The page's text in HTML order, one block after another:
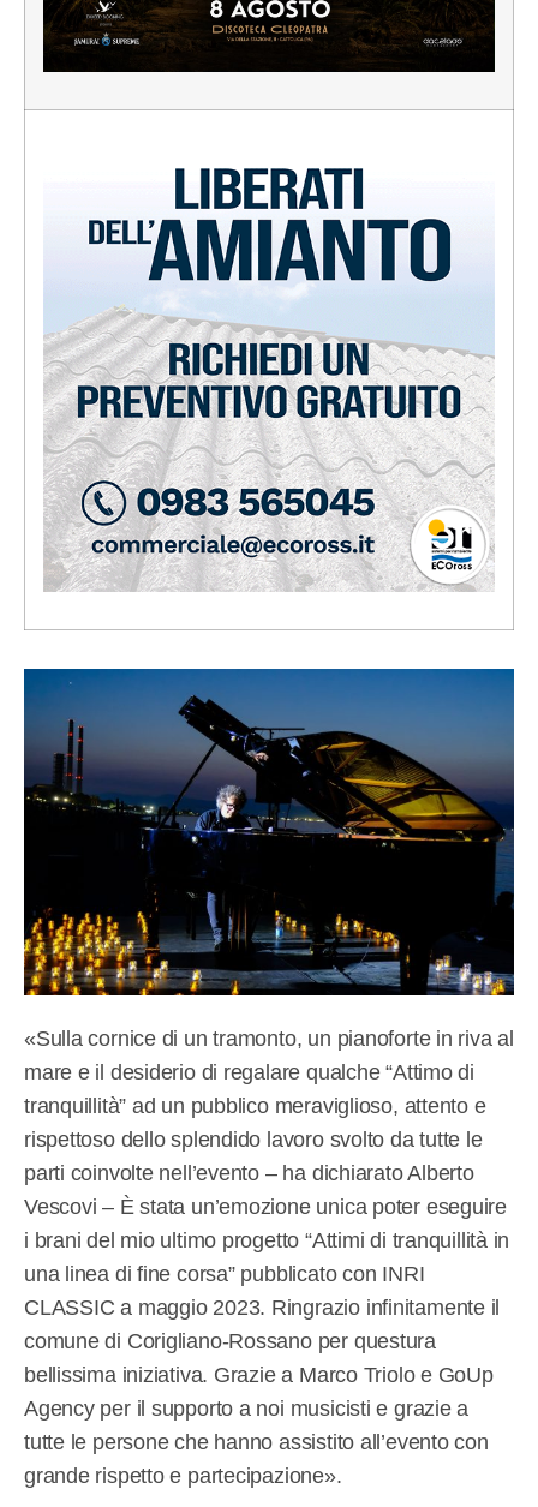
«Sulla cornice di un tramonto, un pianoforte in riva al
mare e il desiderio di regalare qualche “Attimo di
tranquillità” ad un pubblico meraviglioso, attento e
rispettoso dello splendido lavoro svolto da tutte le
parti coinvolte nell’evento – ha dichiarato Alberto
Vescovi – È stata un’emozione unica poter eseguire
i brani del mio ultimo progetto “Attimi di tranquillità in
una linea di fine corsa” pubblicato con INRI
CLASSIC a maggio 2023. Ringrazio infinitamente il
comune di Corigliano-Rossano per questura
bellissima iniziativa. Grazie a Marco Triolo e GoUp
Agency per il supporto a noi musicisti e grazie a
tutte le persone che hanno assistito all’evento con
grande rispetto e partecipazione».